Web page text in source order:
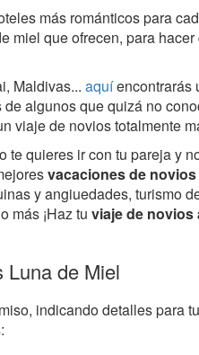
más románticos para
miel que ofrecen, para
Maldivas... aquíencontrarás
algunos que quizá no
viaje de novios totalmente
te quieres ir con tu pareja y
vacaciones de novios
y angiuedades, turismo
más ¡Haz tu viaje de novios
Luna de Miel
indicando detalles para